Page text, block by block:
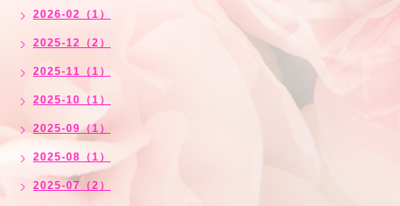
2026-02（1）
2025-12（2）
2025-11（1）
2025-10（1）
2025-09（1）
2025-08（1）
2025-07（2）